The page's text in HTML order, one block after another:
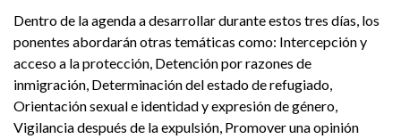
Dentro de la agenda a desarrollar durante estos tres días, los
ponentes abordarán otras temáticas como: Intercepción y
acceso a la protección, Detención por razones de
inmigración, Determinación del estado de refugiado,
Orientación sexual e identidad y expresión de género,
Vigilancia después de la expulsión, Promover una opinión